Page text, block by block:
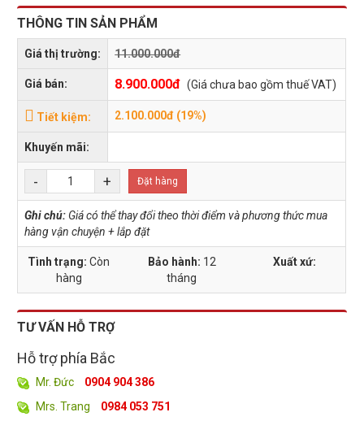
THÔNG TIN SẢN PHẨM
Giá thị trường: 11.000.000đ
Giá bán: 8.900.000đ (Giá chưa bao gồm thuế VAT)
Tiết kiệm: 2.100.000đ (19%)
Khuyến mãi:
- + Đặt hàng
Ghi chú: Giá có thể thay đổi theo thời điểm và phương thức mua
hàng vận chuyện + lắp đặt
Tình trạng:Còn
hàng
Bảo hành: 12
tháng
Xuất xứ:
TƯ VẤN HỖ TRỢ
Hỗ trợ phía Bắc
Mr. Đức
0904 904 386
Mrs. Trang
0984 053 751